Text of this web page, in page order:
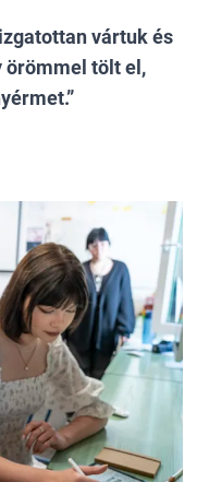
vártuk és
örömmel tölt el,